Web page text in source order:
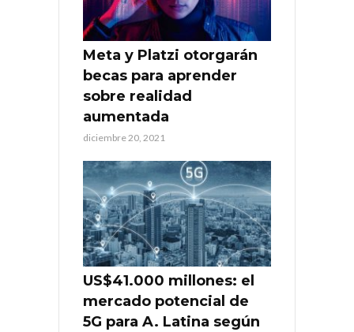
Meta y Platzi otorgarán
becas para aprender
sobre realidad
aumentada
diciembre 20, 2021
US$41.000 millones: el
mercado potencial de
5G para A. Latina según